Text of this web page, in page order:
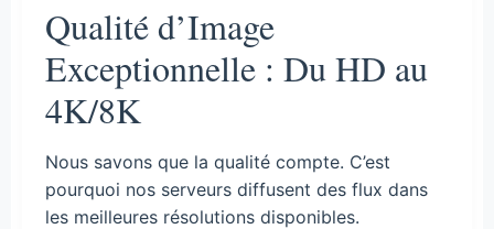
Qualité d’Image
Exceptionnelle : Du HD au
4K/8K
Nous savons que la qualité compte. C’est
pourquoi nos serveurs diffusent des flux dans
les meilleures résolutions disponibles.